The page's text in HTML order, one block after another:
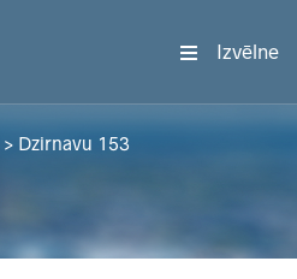
Izvēlne
> Dzirnavu 153